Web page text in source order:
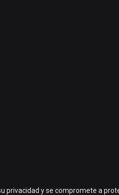
privacidad y se compromete a